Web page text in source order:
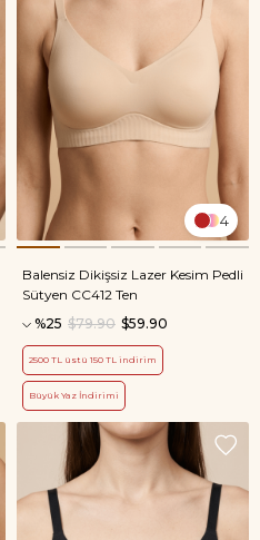
4
Balensiz Dikişsiz Lazer Kesim Pedli
Sütyen CC412 Ten
%25
$59.90
$79.90
2500 TL üstü 150 TL indirim
Büyük Yaz İndirimi